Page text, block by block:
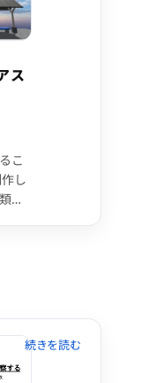
に
適
示
入
ル
る
ス
こ
し
な
つ
化
テン
評